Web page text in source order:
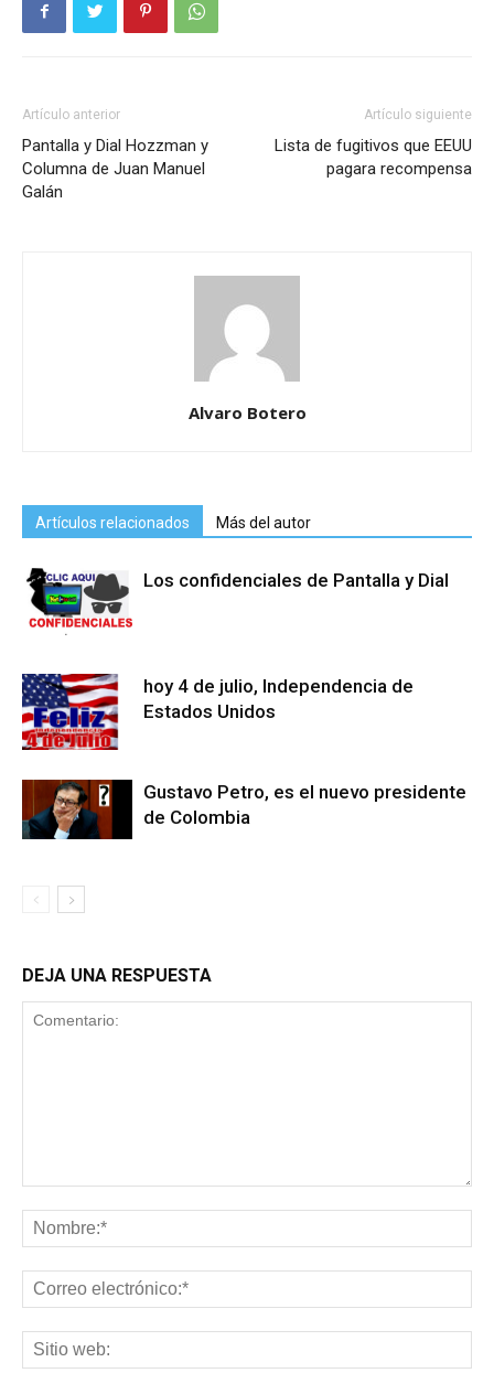
Artículo anterior
Pantalla y Dial Hozzman y
Columna de Juan Manuel
Galán
Artículo siguiente
Lista de fugitivos que EEUU
pagara recompensa
Alvaro Botero
Artículos relacionados Más del autor
Los confidenciales de Pantalla y Dial
hoy 4 de julio, Independencia de
Estados Unidos
Gustavo Petro, es el nuevo presidente
de Colombia
DEJA UNA RESPUESTA